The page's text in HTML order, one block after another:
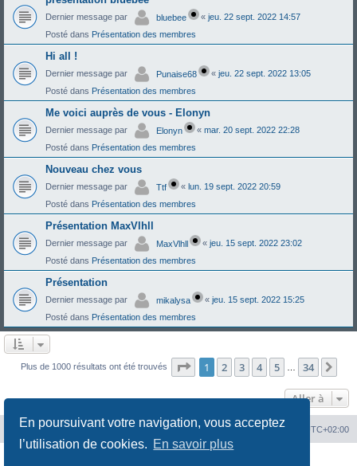
En poursuivant votre navigation, vous acceptez
l’utilisation de cookies. En savoir plus
Dernier message par bluebee « jeu. 22 sept. 2022 14:57
Posté dans Présentation des membres
Hi all !
Dernier message par Punaise68 « jeu. 22 sept. 2022 13:05
Posté dans Présentation des membres
Me voici auprès de vous - Elonyn
Dernier message par Elonyn « mar. 20 sept. 2022 22:28
Posté dans Présentation des membres
Nouveau chez vous
Dernier message par Ttf « lun. 19 sept. 2022 20:59
Posté dans Présentation des membres
Présentation MaxVlhll
Dernier message par MaxVlhll « jeu. 15 sept. 2022 23:02
Posté dans Présentation des membres
Présentation
Dernier message par mikalysa « jeu. 15 sept. 2022 15:25
Posté dans Présentation des membres
Plus de 1000 résultats ont été trouvés Page 1sur34
1 2 3 4 5 34
Aller à
Portal Chiptuners.fr Heures au format UTC+02:00